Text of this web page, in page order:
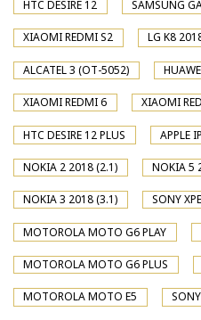
HTC DESIRE 12 SAMSUNG
XIAOMI REDMI S2 LG K8
ALCATEL 3 (OT-5052)
XIAOMI REDMI 6 XIAOMI
HTC DESIRE 12 PLUS APPLE
NOKIA 2 2018 (2.1) NOKIA 5
NOKIA 3 2018 (3.1) SONY
MOTOROLA MOTO G6 PLAY
MOTOROLA MOTO G6 PLUS
MOTOROLA MOTO E5